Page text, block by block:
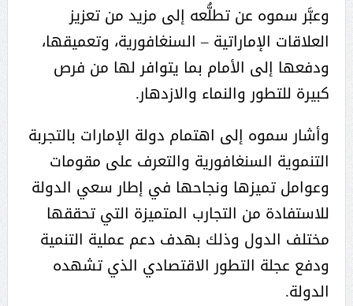
وعبَّر سموه عن تطلُّعه إلى مزيد من تعزيز
العلاقات الإماراتية – السنغافورية، وتعميقها،
ودفعها إلى الأمام بما يتوافر لها من فرص
كبيرة للتطور والنماء والازدهار.
وأشار سموه إلى اهتمام دولة الإمارات بالتجربة
التنموية السنغافورية والتعرف على مقومات
وعوامل تميزها ونجاحها في إطار سعي الدولة
للاستفادة من التجارب المتميزة التي تحققها
مختلف الدول وذلك بهدف دعم عملية التنمية
ودفع عجلة التطور الاقتصادي الذي تشهده
الدولة.